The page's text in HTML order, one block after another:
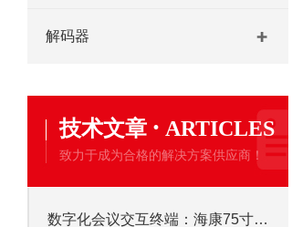
解码器
技术文章 · ARTICLES
致力于成为合格的解决方案供应商！
数字化会议交互终端：海康75寸4K触摸会议一体机